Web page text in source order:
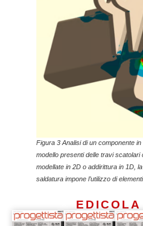
Figura 3 Analisi di un componente
modello presenti delle travi
modellate in 2D o addirittura in 1D,
saldatura impone l’utilizzo di
EDICOLA